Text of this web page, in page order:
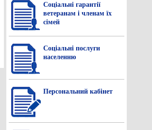
Соціальні гарантії
ветеранам і членам їх
сімей
Соціальні послуги
населенню
Персональний кабінет